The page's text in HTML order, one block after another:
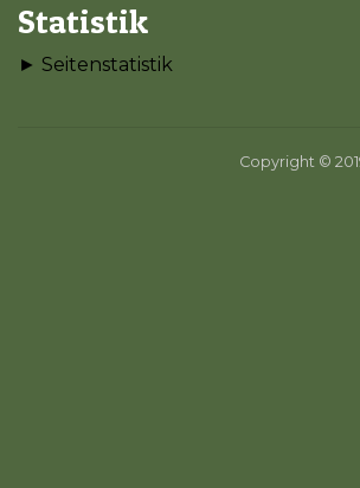
Statistik
► Seitenstatistik
Copyright ©